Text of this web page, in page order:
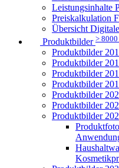
Leistungsinhalte
Preiskalkulation
Übersicht
Produktbilder >
Produktbilder
Produktbilder
Produktbilder
Produktbilder
Produktbilder
Produktbilder
Produktbilder